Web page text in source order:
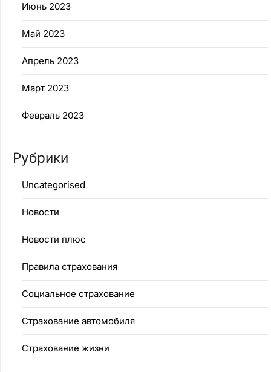
Июнь 2023
Май 2023
Апрель 2023
Март 2023
Февраль 2023
Рубрики
Uncategorised
Новости
Новости плюс
Правила страхования
Социальное страхование
Страхование автомобиля
Страхование жизни